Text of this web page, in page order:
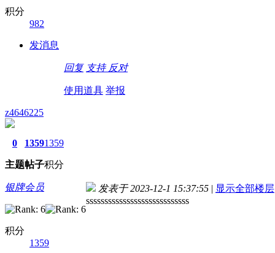
积分
982
发消息
回复 支持 反对
使用道具 举报
z4646225
0
主题
1359
帖子
1359
积分
银牌会员
积分
1359
发表于 2023-12-1 15:37:55 | 显示全部楼层
ssssssssssssssssssssssssssss